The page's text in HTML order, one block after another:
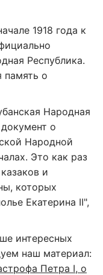
1918 года к
Республика.
память о
Народная
о
Народной
Это как раз
и
которых
Екатерина II",
интересных
наш материал:
Петра I, о